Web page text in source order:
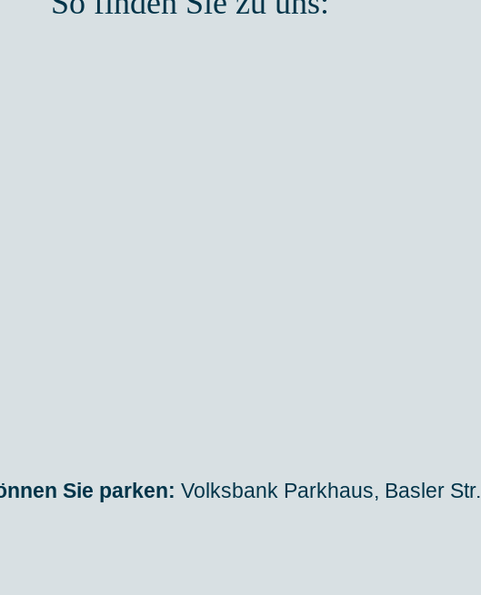
Sie parken: Volksbank Parkhaus, Basler Str.